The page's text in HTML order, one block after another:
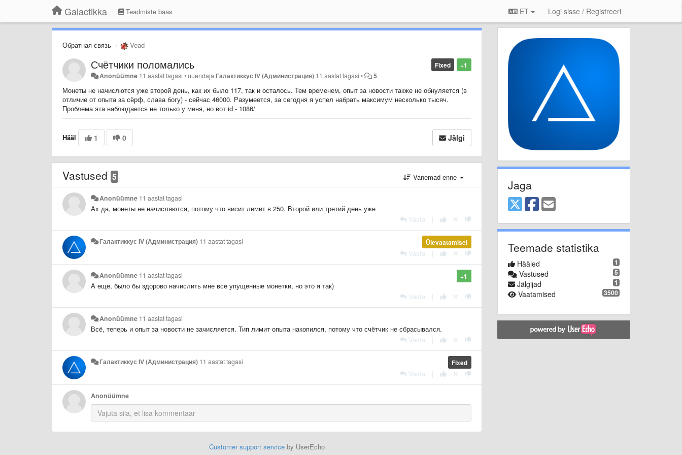
Galactikka Teadmiste baas ET Logi sisse / Registreeri
Обратная связь Vead
+1
Fixed
Счётчики поломались
Anonüümne 11 aastat tagasi •uuendajaГалактиккус IV (Администрация) 11 aastat tagasi • 5
Монеты не начислются уже второй день, как их было 117, так и осталось. Тем временем, опыт за новости также не обнуляется (в
отличие от опыта за сёрф, слава богу) - сейчас 46000. Разумеется, за сегодня я успел набрать максимум несколько тысяч.
Проблема эта наблюдается не только у меня, но вот id - 1086/
Hääl 1 0 Jälgi
Vastused 5 Vanemad enne
Anonüümne 11 aastat tagasi
Ах да, монеты не начисляются, потому что висит лимит в 250. Второй или третий день уже
Vasta
Ülevaatamisel
Галактиккус IV (Администрация) 11 aastat tagasi
Vasta
+1
Anonüümne 11 aastat tagasi
А ещё, было бы здорово начислить мне все упущенные монетки, но это я так)
Vasta
Anonüümne 11 aastat tagasi
Всё, теперь и опыт за новости не зачисляется. Тип лимит опыта накопился, потому что счётчик не сбрасывался.
Vasta
Fixed
Галактиккус IV (Администрация) 11 aastat tagasi
Vasta
Anonüümne
Customer support serviceby UserEcho
Jaga
Teemade statistika
1
Hääled
5
Vastused
1
Jälgijad
3500
Vaatamised